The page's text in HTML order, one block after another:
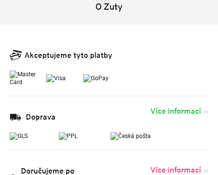
O Zuty
Akceptujeme tyto platby
Doprava
Více informací
Doručujeme po
Více informací